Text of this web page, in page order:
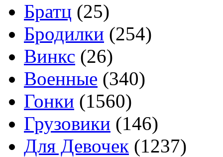
Братц (25)
Бродилки (254)
Винкс (26)
Военные (340)
Гонки (1560)
Грузовики (146)
Для Девочек (1237)